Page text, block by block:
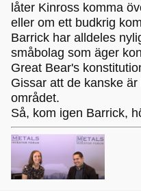
låter Kinross komma
eller om ett budkrig
Barrick har alldeles
småbolag som äger
Great Bear's
Gissar att de kanske
området.
Så, kom igen Barrick,